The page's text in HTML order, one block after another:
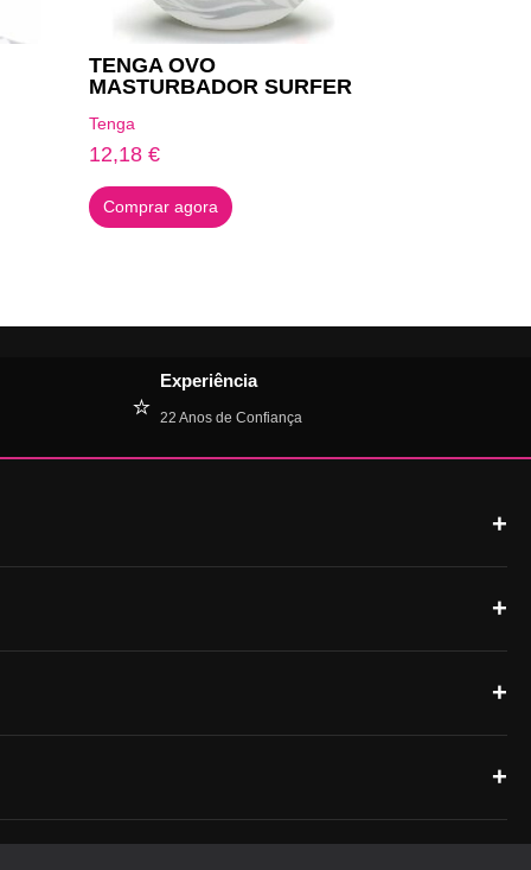
TENGA OVO
MASTURBADOR SURFER
Tenga
12,18€
Comprar agora
⭐
Experiência
22 Anos de Confiança